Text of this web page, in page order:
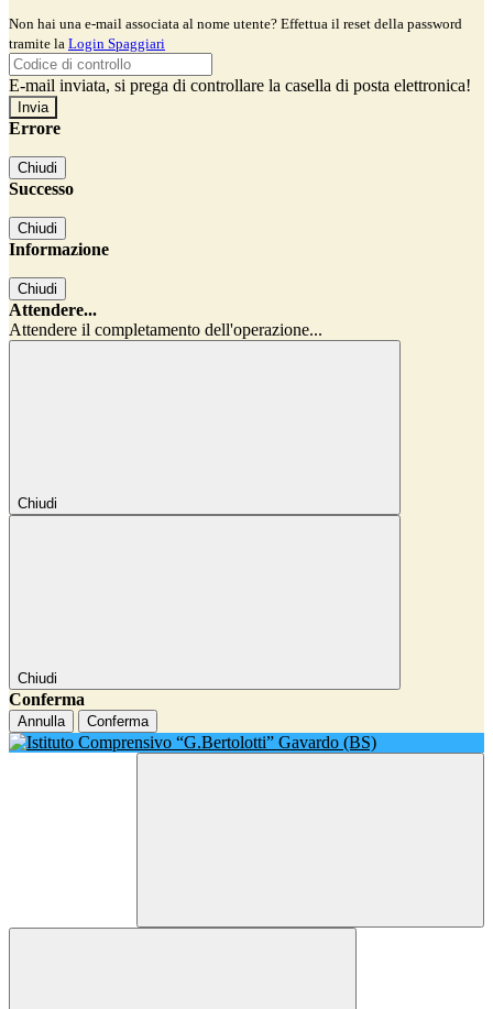
Non hai una e-mail associata al nome utente? Effettua il reset della password
tramite la Login Spaggiari
E-mail inviata, si prega di controllare la casella di posta elettronica!
Errore
Chiudi
Successo
Chiudi
Informazione
Chiudi
Attendere...
Attendere il completamento dell'operazione...
Chiudi
Chiudi
Conferma
Annulla Conferma